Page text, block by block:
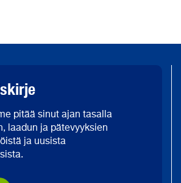
pitää sinut ajan tasalla
laadun ja pätevyyksien
ja uusista